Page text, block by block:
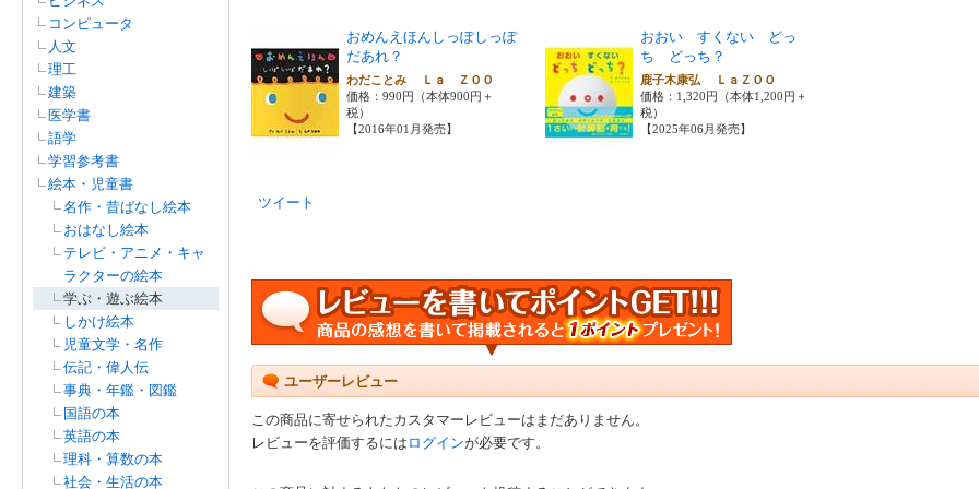
コンピュータ
人文
理工
建築
医学書
語学
学習参考書
絵本・児童書
名作・昔ばなし絵本
おはなし絵本
テレビ・アニメ・キャ
ラクターの絵本
学ぶ・遊ぶ絵本
しかけ絵本
児童文学・名作
伝記・偉人伝
事典・年鑑・図鑑
国語の本
英語の本
理科・算数の本
社会・生活の本
おめんえほんしっぽしっぽ
だあれ？
わだことみ Ｌａ ＺＯＯ
価格：990円（本体900円＋
税）
【2016年01月発売】
おおい すくない どっ
ち どっち？
鹿子木康弘 ＬａＺＯＯ
価格：1,320円（本体1,200円＋
税）
【2025年06月発売】
ツイート
ユーザーレビュー
この商品に寄せられたカスタマーレビューはまだありません。
レビューを評価するには ログインが必要です。